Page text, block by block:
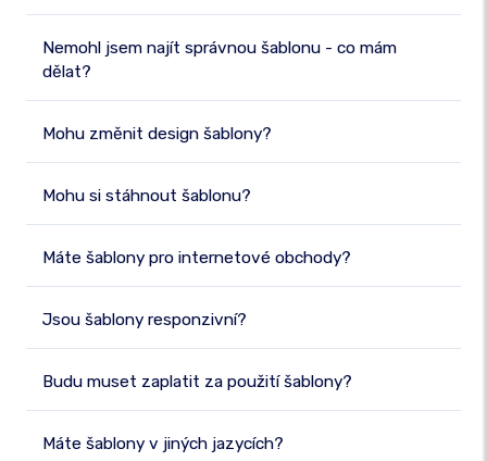
Nemohl jsem najít správnou šablonu - co mám
dělat?
Mohu změnit design šablony?
Mohu si stáhnout šablonu?
Máte šablony pro internetové obchody?
Jsou šablony responzivní?
Budu muset zaplatit za použití šablony?
Máte šablony v jiných jazycích?